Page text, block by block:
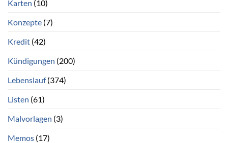
Karten (10)
Konzepte (7)
Kredit (42)
Kündigungen (200)
Lebenslauf(374)
Listen (61)
Malvorlagen (3)
Memos (17)